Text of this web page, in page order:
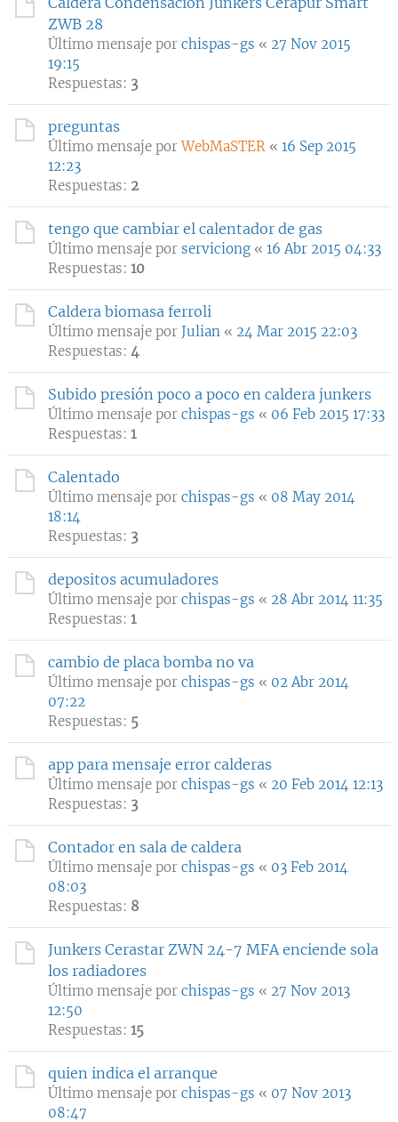
ZWB 28
Último mensaje por chispas-gs « 27 Nov 2015
19:15
Respuestas: 3
preguntas
Último mensaje porWebMaSTER « 16 Sep 2015
12:23
Respuestas: 2
tengo que cambiar el calentador de gas
Último mensaje por serviciong « 16 Abr 2015 04:33
Respuestas: 10
Caldera biomasa ferroli
Último mensaje por Julian « 24 Mar 2015 22:03
Respuestas: 4
Subido presión poco a poco en caldera junkers
Último mensaje por chispas-gs « 06 Feb 2015 17:33
Respuestas: 1
Calentado
Último mensaje por chispas-gs « 08 May 2014
18:14
Respuestas: 3
depositos acumuladores
Último mensaje por chispas-gs « 28 Abr 2014 11:35
Respuestas: 1
cambio de placa bomba no va
Último mensaje por chispas-gs « 02 Abr 2014
07:22
Respuestas: 5
app para mensaje error calderas
Último mensaje por chispas-gs « 20 Feb 2014 12:13
Respuestas: 3
Contador en sala de caldera
Último mensaje por chispas-gs « 03 Feb 2014
08:03
Respuestas: 8
Junkers Cerastar ZWN 24-7 MFA enciende sola
los radiadores
Último mensaje por chispas-gs « 27 Nov 2013
12:50
Respuestas: 15
quien indica el arranque
Último mensaje por chispas-gs « 07 Nov 2013
08:47